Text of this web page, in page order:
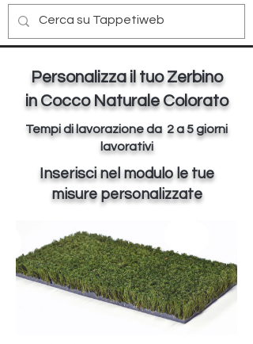
Personalizza il tuo Zerbino
in Cocco Naturale Colorato
Tempi di lavorazione da 2 a 5 giorni
lavorativi
Inserisci nel modulo le tue
misure personalizzate